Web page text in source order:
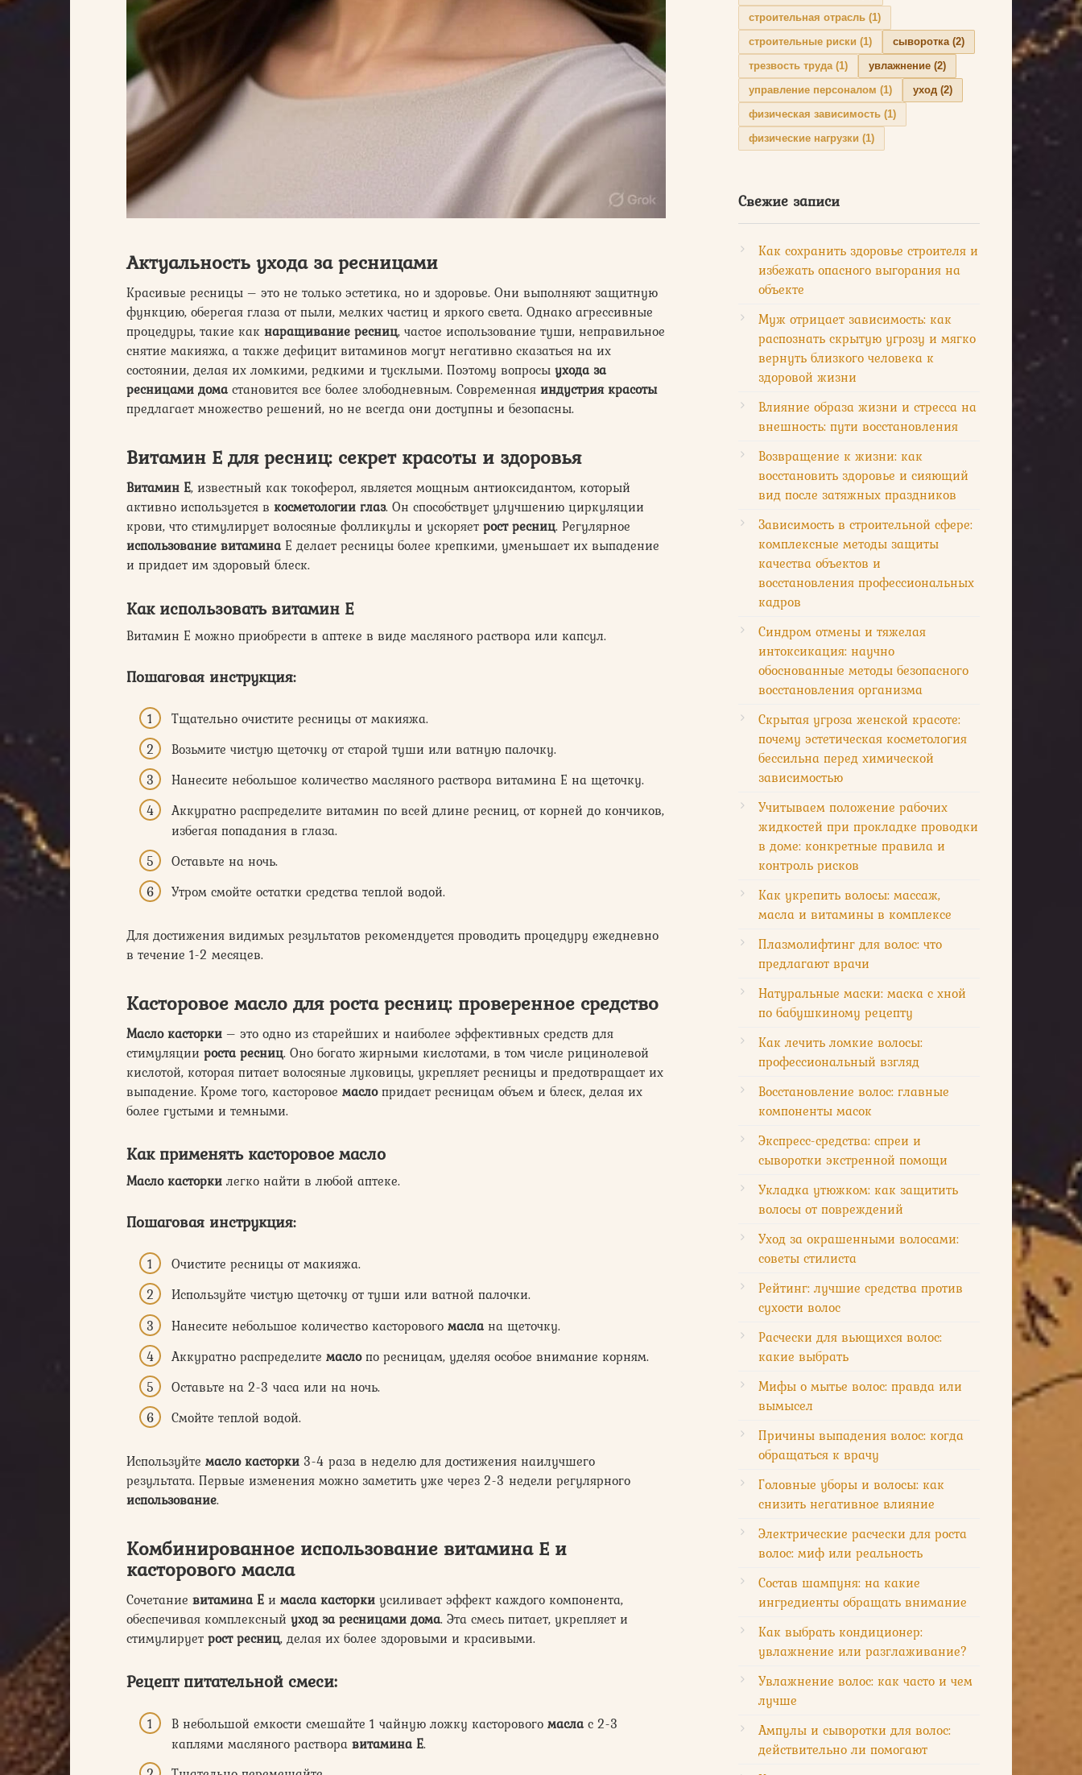
Актуальность ухода за ресницами
Красивые ресницы – это не только эстетика, но и здоровье. Они выполняют защитную
функцию, оберегая глаза от пыли, мелких частиц и яркого света. Однако агрессивные
процедуры, такие как наращивание ресниц, частое использование туши, неправильное
снятие макияжа, а также дефицит витаминов могут негативно сказаться на их
состоянии, делая их ломкими, редкими и тусклыми. Поэтому вопросы ухода за
ресницами дома становится все более злободневным. Современная индустрия красоты
предлагает множество решений, но не всегда они доступны и безопасны.
Витамин Е для ресниц: секрет красоты и здоровья
Витамин Е, известный как токоферол, является мощным антиоксидантом, который
активно используется в косметологии глаз. Он способствует улучшению циркуляции
крови, что стимулирует волосяные фолликулы и ускоряет рост ресниц. Регулярное
использование витамина Е делает ресницы более крепкими, уменьшает их выпадение
и придает им здоровый блеск.
Как использовать витамин Е
Витамин Е можно приобрести в аптеке в виде масляного раствора или капсул.
Пошаговая инструкция:
Тщательно очистите ресницы от макияжа.
Возьмите чистую щеточку от старой туши или ватную палочку.
Нанесите небольшое количество масляного раствора витамина Е на щеточку.
Аккуратно распределите витамин по всей длине ресниц, от корней до кончиков,
избегая попадания в глаза.
Оставьте на ночь.
Утром смойте остатки средства теплой водой.
Для достижения видимых результатов рекомендуется проводить процедуру ежедневно
в течение 1-2 месяцев.
Касторовое масло для роста ресниц: проверенное средство
Масло касторки – это одно из старейших и наиболее эффективных средств для
стимуляции роста ресниц. Оно богато жирными кислотами, в том числе рицинолевой
кислотой, которая питает волосяные луковицы, укрепляет ресницы и предотвращает их
выпадение. Кроме того, касторовое маслопридает ресницам объем и блеск, делая их
более густыми и темными.
Как применять касторовое масло
Масло касторки легко найти в любой аптеке.
Пошаговая инструкция:
Очистите ресницы от макияжа.
Используйте чистую щеточку от туши или ватной палочки.
Нанесите небольшое количество касторового масла на щеточку.
Аккуратно распределите маслопо ресницам, уделяя особое внимание корням.
Оставьте на 2-3 часа или на ночь.
Смойте теплой водой.
Используйте масло касторки 3-4 раза в неделю для достижения наилучшего
результата. Первые изменения можно заметить уже через 2-3 недели регулярного
использование.
Комбинированное использование витамина Е и
касторового масла
Сочетание витамина Е и масла касторки усиливает эффект каждого компонента,
обеспечивая комплексный уход за ресницами дома. Эта смесь питает, укрепляет и
стимулирует рост ресниц, делая их более здоровыми и красивыми.
Рецепт питательной смеси:
В небольшой емкости смешайте 1 чайную ложку касторового масла с 2-3
каплями масляного раствора витамина Е.
строительная отрасль (1)
строительные риски (1) сыворотка(2)
трезвость труда(1) увлажнение (2)
управление персоналом (1) уход (2)
физическая зависимость (1)
физические нагрузки (1)
Свежие записи
Как сохранить здоровье строителя и
избежать опасного выгорания на
объекте
Муж отрицает зависимость: как
распознать скрытую угрозу и мягко
вернуть близкого человека к
здоровой жизни
Влияние образа жизни и стресса на
внешность: пути восстановления
Возвращение к жизни: как
восстановить здоровье и сияющий
вид после затяжных праздников
Зависимость в строительной сфере:
комплексные методы защиты
качества объектов и
восстановления профессиональных
кадров
Синдром отмены и тяжелая
интоксикация: научно
обоснованные методы безопасного
восстановления организма
Скрытая угроза женской красоте:
почему эстетическая косметология
бессильна перед химической
зависимостью
Учитываем положение рабочих
жидкостей при прокладке проводки
в доме: конкретные правила и
контроль рисков
Как укрепить волосы: массаж,
масла и витамины в комплексе
Плазмолифтинг для волос: что
предлагают врачи
Натуральные маски: маска с хной
по бабушкиному рецепту
Как лечить ломкие волосы:
профессиональный взгляд
Восстановление волос: главные
компоненты масок
Экспресс-средства: спреи и
сыворотки экстренной помощи
Укладка утюжком: как защитить
волосы от повреждений
Уход за окрашенными волосами:
советы стилиста
Рейтинг: лучшие средства против
сухости волос
Расчески для вьющихся волос:
какие выбрать
Мифы о мытье волос: правда или
вымысел
Причины выпадения волос: когда
обращаться к врачу
Головные уборы и волосы: как
снизить негативное влияние
Электрические расчески для роста
волос: миф или реальность
Состав шампуня: на какие
ингредиенты обращать внимание
Как выбрать кондиционер:
увлажнение или разглаживание?
Увлажнение волос: как часто и чем
лучше
Ампулы и сыворотки для волос:
действительно ли помогают